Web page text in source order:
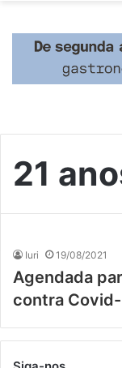
21
Iuri 19/08/2021
Agendada
contra Covid-